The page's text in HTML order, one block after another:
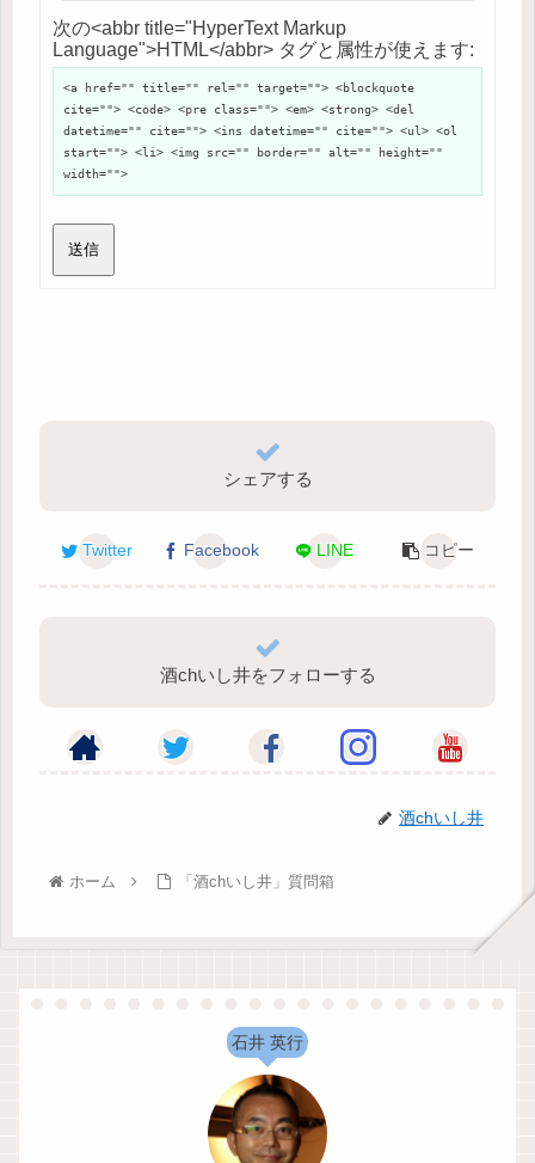
次の<abbr title="HyperText Markup
Language">HTML</abbr> タグと属性が使えます:
<a href="" title="" rel="" target=""> <blockquote
cite=""> <code> <pre class=""> <em> <strong> <del
datetime="" cite=""> <ins datetime="" cite=""> <ul> <ol
start=""> <li> <img src="" border="" alt="" height=""
width="">
送信
シェアする
Twitter Facebook LINE コピー
酒chいし井をフォローする
酒chいし井
ホーム 「酒chいし井」質問箱
石井 英行